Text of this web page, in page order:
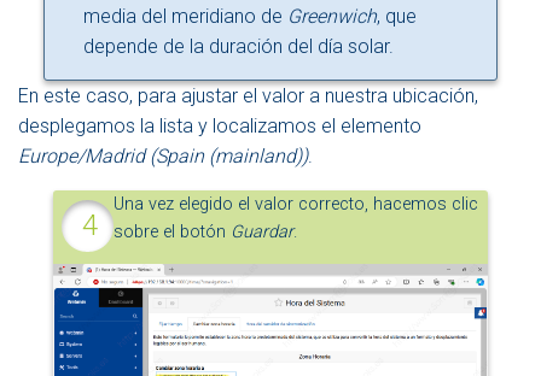
media del meridiano de Greenwich, que
depende de la duración del día solar.
En este caso, para ajustar el valor a nuestra ubicación,
desplegamos la lista y localizamos el elemento
Europe/Madrid (Spain (mainland)).
Una vez elegido el valor correcto, hacemos clic
sobre el botón Guardar.